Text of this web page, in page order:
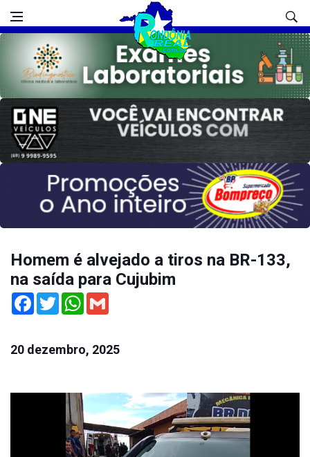
Homem é alvejado a tiros na BR-133,
na saída para Cujubim
Facebook
TwitterWhatsApp
20 dezembro, 2025